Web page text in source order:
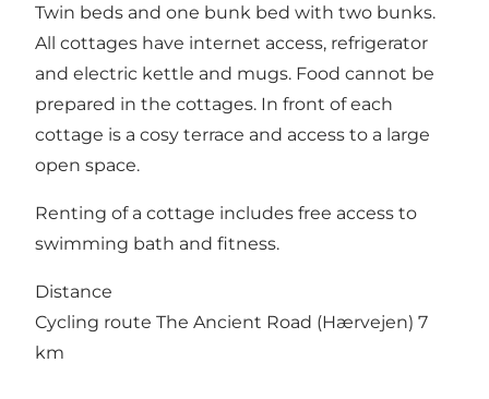
Twin beds and one bunk bed with two bunks.
All cottages have internet access, refrigerator
and electric kettle and mugs. Food cannot be
prepared in the cottages. In front of each
cottage is a cosy terrace and access to a large
open space.
Renting of a cottage includes free access to
swimming bath and fitness.
Distance
Cycling route The Ancient Road (Hærvejen) 7
km